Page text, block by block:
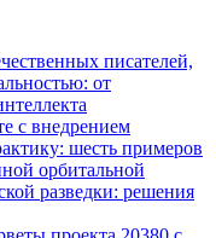
писателей,
от
с внедрением
шесть примеров
орбитальной
разведки: решения